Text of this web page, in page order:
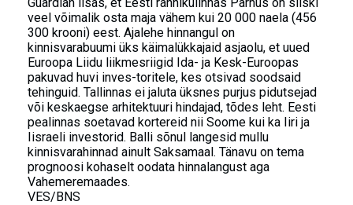
veel võimalik osta maja vähem kui 20 000 naela (456
300 krooni) eest. Ajalehe hinnangul on
kinnisvarabuumi üks käimalükkajaid asjaolu, et uued
Euroopa Liidu liikmesriigid Ida- ja Kesk-Euroopas
pakuvad huvi inves-toritele, kes otsivad soodsaid
tehinguid. Tallinnas ei jaluta üksnes purjus pidutsejad
või keskaegse arhitektuuri hindajad, tõdes leht. Eesti
pealinnas soetavad kortereid nii Soome kui ka Iiri ja
Iisraeli investorid. Balli sõnul langesid mullu
kinnisvarahinnad ainult Saksamaal. Tänavu on tema
prognoosi kohaselt oodata hinnalangust aga
Vahemeremaades.
VES/BNS